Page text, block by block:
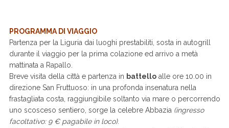
PROGRAMMA DI VIAGGIO
Partenza per la Liguria dai luoghi prestabiliti, sosta in autogrill
durante il viaggio per la prima colazione ed arrivo a metà
mattinata a Rapallo.
Breve visita della città e partenza in battello alle ore 10.00 in
direzione San Fruttuoso: in una profonda insenatura nella
frastagliata costa, raggiungibile soltanto via mare o percorrendo
uno scosceso sentiero, sorge la celebre Abbazia (ingresso
facoltativo: 9 € pagabile in loco).